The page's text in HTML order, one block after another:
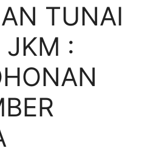
TUNAI
: